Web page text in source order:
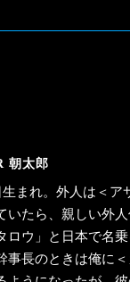
朝太郎
まれ。外人は＜ア
いたら、親しい外
ウ」と日本で名
長のときは俺に